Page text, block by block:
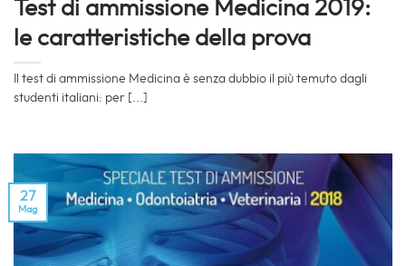
Test di ammissione Medicina 2019:
le caratteristiche della prova
Il test di ammissione Medicina è senza dubbio il più temuto dagli
studenti italiani: per [...]
27
Mag